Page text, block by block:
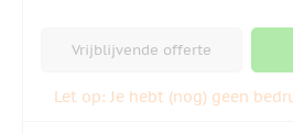
Vrijblijvende offerte
Let op: Je hebt (nog) geen